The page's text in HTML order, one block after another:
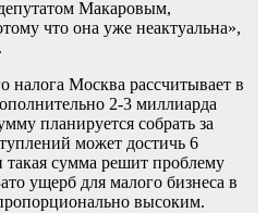
Макаровым,
что она уже неактуальна»,
налога Москва рассчитывает в
2-3 миллиарда
планируется собрать за
может достичь 6
сумма решит проблему
ущерб для малого бизнеса в
высоким.